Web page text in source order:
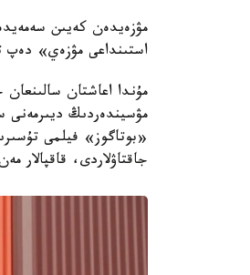
مۋزەيدەن كەيىن
استىنداعى مۋزەي» دەپ
مۇندا اعاشتان
«بوتاگوز» فيلمى
جاقتاۋلاردى،